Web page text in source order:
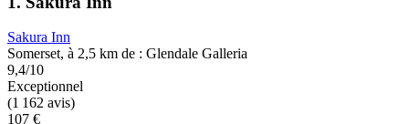
Sakura Inn
Somerset, à 2,5 km de : Glendale Galleria
9,4/10
Exceptionnel
(1 162 avis)
107 €